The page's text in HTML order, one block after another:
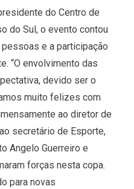
do Centro de
do Sul, o evento contou
e a participação
“O envolvimento das
devido ser o
muito felizes com
ao diretor de
secretário de Esporte,
Angelo Guerreiro e
forças nesta copa.
para novas